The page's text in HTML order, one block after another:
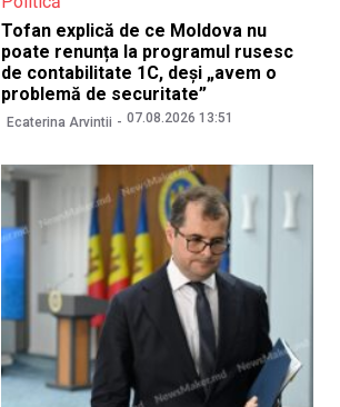
Tofan explică de ce Moldova nu
poate renunța la programul rusesc
de contabilitate 1C, deși „avem o
problemă de securitate”
Ecaterina Arvintii 07.08.2026 13:51